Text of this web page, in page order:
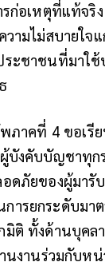
รก่อเหตุที่แท้จริ
ามไม่สบายใจ
ะชาชนที่มาใช้
พภาคที่ 4 ขอเรี
บังคับบัญชาทุก
ดภัยของผู้มารั
ารยกระดับมา
ติ ทั้งด้านบุคลา
นงานร่วมกับห